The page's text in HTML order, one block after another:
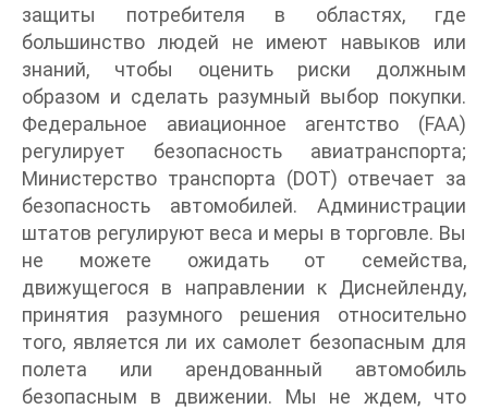
защиты потребителя в областях, где
большинство людей не имеют навыков или
знаний, чтобы оценить риски должным
образом и сделать разумный выбор покупки.
Федеральное авиационное агентство (FAA)
регулирует безопасность авиатранспорта;
Министерство транспорта (DOT) отвечает за
безопасность автомобилей. Администрации
штатов регулируют веса и меры в торговле. Вы
не можете ожидать от семейства,
движущегося в направлении к Диснейленду,
принятия разумного решения относительно
того, является ли их самолет безопасным для
полета или арендованный автомобиль
безопасным в движении. Мы не ждем, что